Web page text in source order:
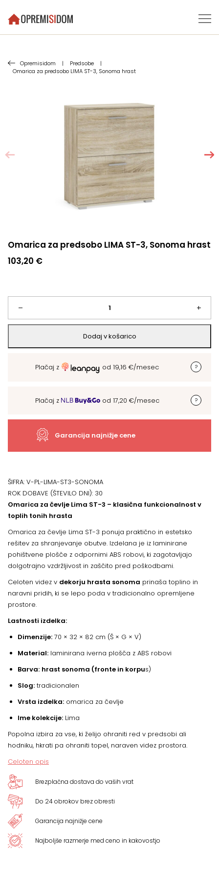
Opremisidom | Predsobe
|
Omarica za predsobo LIMA ST-3, Sonoma hrast
Omarica za predsobo LIMA ST-3, Sonoma hrast
103,20 €
–
Omarica
za
predsobo
hrast
+
Dodaj v košarico
Plačaj z od 19,16 €/mesec
Plačaj z od 17,20 €/mesec
Garancija najnižje cene
ŠIFRA: V-PL-LIMA-ST3-SONOMA
ROK DOBAVE (ŠTEVILO DNI): 30
Omarica za čevlje Lima ST-3 – klasična funkcionalnost v
toplih tonih hrasta
Omarica za čevlje Lima ST-3 ponuja praktično in estetsko
rešitev za shranjevanje obutve. Izdelana je iz laminirane
pohištvene plošče z odpornimi ABS robovi, ki zagotavljajo
dolgotrajno vzdržljivost in zaščito pred poškodbami.
Celoten videz v dekorju hrasta sonoma prinaša toplino in
naravni pridih, ki se lepo poda v tradicionalno opremljene
prostore.
Lastnosti izdelka:
Dimenzije: 70 × 32 × 82 cm (Š × G × V)
Material: laminirana iverna plošča z ABS robovi
Barva: hrast sonoma (fronte in korpus)
Slog: tradicionalen
Vrsta izdelka: omarica za čevlje
Ime kolekcije: Lima
Popolna izbira za vse, ki želijo ohraniti red v predsobi ali
hodniku, hkrati pa ohraniti topel, naraven videz prostora.
Celoten opis
Brezplačna dostava do vaših vrat
Do 24 obrokov brez obresti
Garancija najnižje cene
Najboljše razmerje med ceno in kakovostjo